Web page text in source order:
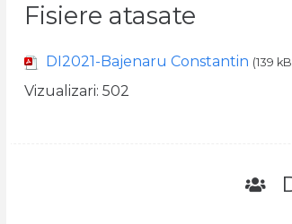
Fisiere atasate
DI2021-Bajenaru Constantin (139
Vizualizari: 502